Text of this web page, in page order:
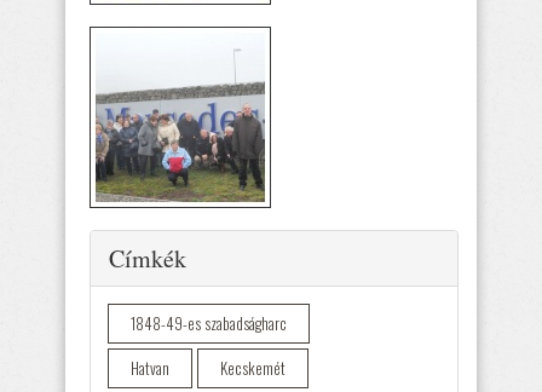
Elrejtés
Címkék
1848-49-es szabadságharc
Hatvan
Kecskemét